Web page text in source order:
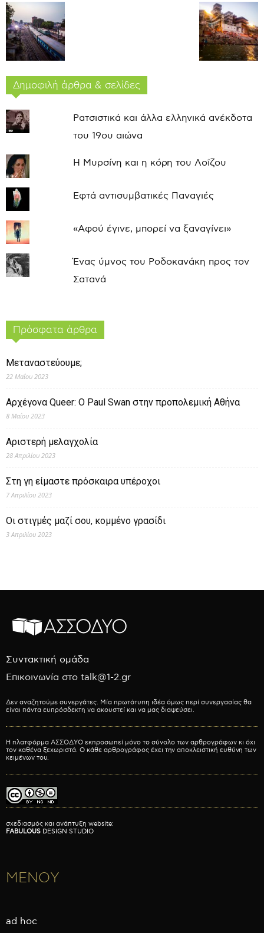
Δημοφιλή άρθρα & σελίδες
Ρατσιστικά και άλλα ελληνικά ανέκδοτα
του 19ου αιώνα
Η Μυρσίνη και η κόρη του Λοΐζου
Εφτά αντισυμβατικές Παναγιές
«Αφού έγινε, μπορεί να ξαναγίνει»
Ένας ύμνος του Ροδοκανάκη προς τον
Σατανά
Πρόσφατα άρθρα
Μεταναστεύουμε;
22 Μαΐου 2023
Αρχέγονα Queer: O Paul Swan στην προπολεμική Αθήνα
8 Μαΐου 2023
Αριστερή μελαγχολία
28 Απριλίου 2023
Στη γη είμαστε πρόσκαιρα υπέροχοι
7 Απριλίου 2023
Οι στιγμές μαζί σου, κομμένο γρασίδι
3 Απριλίου 2023
Συντακτική ομάδα
Επικοινωνία στο talk@1-2.gr
Δεν αναζητούμε συνεργάτες. Μία πρωτότυπη ιδέα όμως περί συνεργασίας θα
είναι πάντα ευπρόσδεκτη να ακουστεί και να μας διαψεύσει.
Η πλατφόρμα ΑΣΣΟΔΥΟ εκπροσωπεί μόνο το σύνολο των αρθρογράφων κι όχι
τον καθένα ξεχωριστά. Ο κάθε αρθρογράφος έχει την αποκλειστική ευθύνη των
κειμένων του.
σχεδιασμός και ανάπτυξη website:
FABULOUS DESIGN STUDIO
ΜΕΝΟΥ
ad hoc